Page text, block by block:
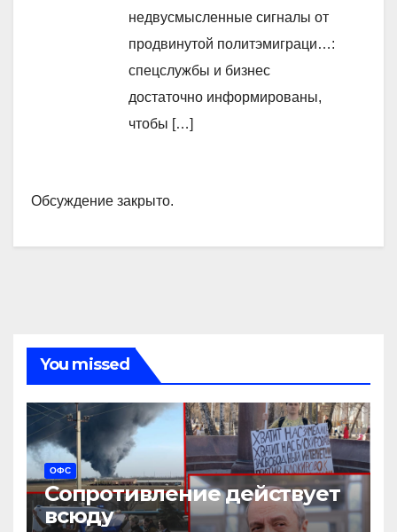
недвусмысленные сигналы от
продвинутой политэмиграци…:
спецслужбы и бизнес
достаточно информированы,
чтобы […]
Обсуждение закрыто.
You missed
ОФС
Сопротивление действует
всюду